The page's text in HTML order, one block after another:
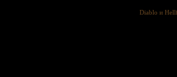
Diablo и